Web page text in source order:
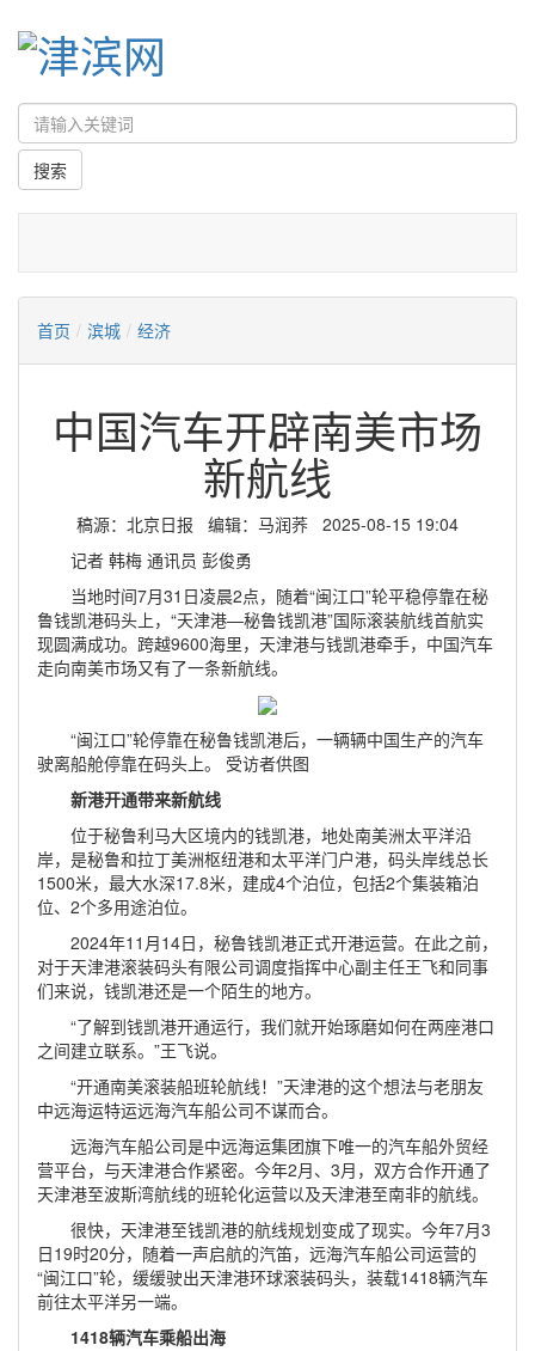
首页 / 滨城 / 经济
中国汽车开辟南美市场
新航线
稿源：北京日报 编辑：马润荞 2025-08-15 19:04
记者 韩梅 通讯员 彭俊勇
当地时间7月31日凌晨2点，随着“闽江口”轮平稳停靠在秘
鲁钱凯港码头上，“天津港—秘鲁钱凯港”国际滚装航线首航实
现圆满成功。跨越9600海里，天津港与钱凯港牵手，中国汽车
走向南美市场又有了一条新航线。
“闽江口”轮停靠在秘鲁钱凯港后，一辆辆中国生产的汽车
驶离船舱停靠在码头上。 受访者供图
新港开通带来新航线
位于秘鲁利马大区境内的钱凯港，地处南美洲太平洋沿
岸，是秘鲁和拉丁美洲枢纽港和太平洋门户港，码头岸线总长
1500米，最大水深17.8米，建成4个泊位，包括2个集装箱泊
位、2个多用途泊位。
2024年11月14日，秘鲁钱凯港正式开港运营。在此之前，
对于天津港滚装码头有限公司调度指挥中心副主任王飞和同事
们来说，钱凯港还是一个陌生的地方。
“了解到钱凯港开通运行，我们就开始琢磨如何在两座港口
之间建立联系。”王飞说。
“开通南美滚装船班轮航线！”天津港的这个想法与老朋友
中远海运特运远海汽车船公司不谋而合。
远海汽车船公司是中远海运集团旗下唯一的汽车船外贸经
营平台，与天津港合作紧密。今年2月、3月，双方合作开通了
天津港至波斯湾航线的班轮化运营以及天津港至南非的航线。
很快，天津港至钱凯港的航线规划变成了现实。今年7月3
日19时20分，随着一声启航的汽笛，远海汽车船公司运营的
“闽江口”轮，缓缓驶出天津港环球滚装码头，装载1418辆汽车
前往太平洋另一端。
1418辆汽车乘船出海